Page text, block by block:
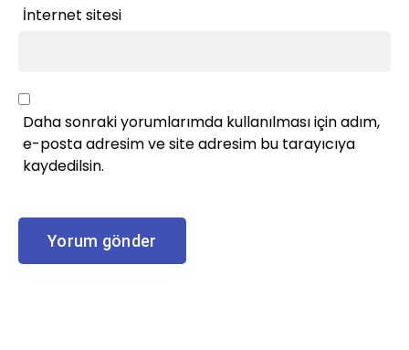
İnternet sitesi
Daha sonraki yorumlarımda kullanılması için adım,
e-posta adresim ve site adresim bu tarayıcıya
kaydedilsin.